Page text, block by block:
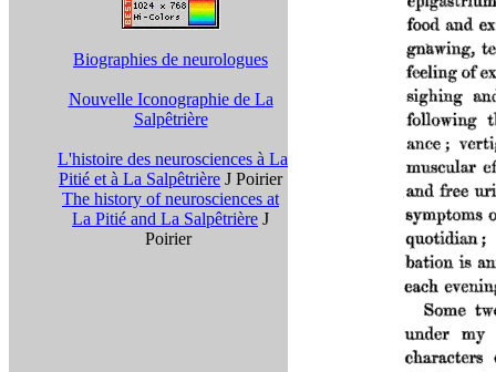
Biographies de neurologues
Nouvelle Iconographie de La
Salpêtrière
L'histoire des neurosciences à La
Pitié et à La Salpêtrière J Poirier
The history of neurosciences at
La Pitié and La Salpêtrière J
Poirier